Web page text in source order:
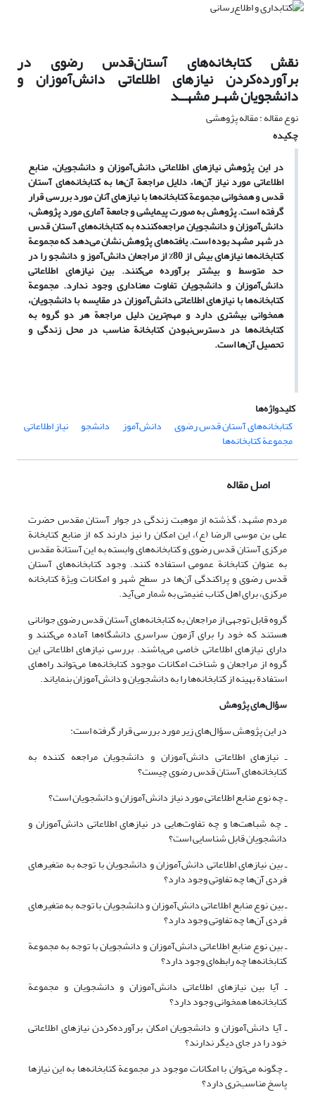
نقش کتابخانه‌های آستان‌قدس رضوی در
برآورده‌کردن نیازهای اطلاعاتی دانش‌آموزان و
دانشجویان شهـر مشهــد
نوع مقاله : مقاله پژوهشی
چکیده
در این پژوهش نیازهای اطلاعاتی دانش‌آموزان و دانشجویان، منابع
اطلاعاتی مورد نیاز آن‌ها، دلایل مراجعة آن‌ها به کتابخانه‌های آستان
قدس و همخوانی مجموعة کتابخانه‌ها با نیازهای آنان مورد بررسی قرار
گرفته است. پژوهش به صورت پیمایشی و جامعة آماری مورد پژوهش،
دانش‌آموزان و دانشجویان مراجعه‌کننده به کتابخانه‌های آستان قدس
در شهر مشهد بوده است. یافته‌های پژوهش نشان می‌دهد که مجموعة
کتابخانه‌ها نیازهای بیش از 80% از مراجعان دانش‌آموز و دانشجو را در
حد متوسط و بیشتر برآورده می‌کنند. بین نیازهای اطلاعاتی
دانش‌آموزان و دانشجویان تفاوت معناداری وجود ندارد. مجموعة
کتابخانه‌ها با نیازهای اطلاعاتی دانش‌آموزان در مقایسه با دانشجویان،
همخوانی بیشتری دارد و مهم‌ترین دلیل مراجعة هر دو گروه به
کتابخانه‌ها در دسترس‌نبودن کتابخانة مناسب در محل زندگی و
تحصیل آن‌ها است.
کلیدواژه‌ها
کتابخانه‌های آستان قدس رضوی
دانش‌آموز دانشجو نیاز اطلاعاتی
مجموعة کتابخانه‌ها
اصل مقاله
مردم مشهد، گذشته از موهبت زندگی در جوار آستان مقدس حضرت
علی بن موسی الرضا (ع)، این امکان را نیز دارند که از منابع کتابخانة
مرکزی آستان قدس رضوی و کتابخانه‌های وابسته به این آستانة مقدس
به عنوان کتابخانة عمومی استفاده کنند. وجود کتابخانه‌های آستان
قدس رضوی و پراکندگی آن‌ها در سطح شهر و امکانات ویژة کتابخانه
مرکزی، برای اهل کتاب غنیمتی به شمار می‌آید.
گروه قابل توجهی از مراجعان به کتابخانه‌های آستان قدس رضوی جوانانی
هستند که خود را برای آزمون سراسری دانشگاه‌ها آماده می‌کنند و
دارای نیازهای اطلاعاتی خاصی می‌باشند. بررسی نیازهای اطلاعاتی این
گروه از مراجعان و شناخت امکانات موجود کتابخانه‌ها می‌تواند راه‌های
استفادة بهینه از کتابخانه‌ها را به دانشجویان و دانش‌آموزان بنمایاند.
سؤال‌های پژوهش
در این پژوهش سؤال‌های زیر مورد بررسی قرار گرفته است:
ـ نیازهای اطلاعاتی دانش‌آموزان و دانشجویان مراجعه کننده به
کتابخانه‌های آستان قدس رضوی چیست؟
ـ چه نوع منابع اطلاعاتی مورد نیاز دانش‌آموزان و دانشجویان است؟
ـ چه شباهت‌ها و چه تفاوت‌هایی در نیازهای اطلاعاتی دانش‌آموزان و
دانشجویان قابل شناسایی است؟
ـ بین نیازهای اطلاعاتی دانش‌آموزان و دانشجویان با توجه به متغیرهای
فردی آن‌ها چه تفاوتی وجود دارد؟
ـ بین نوع منابع اطلاعاتی دانش‌آموزان و دانشجویان با توجه به متغیرهای
فردی آن‌ها چه تفاوتی وجود دارد؟
ـ بین نوع منابع اطلاعاتی دانش‌آموزان و دانشجویان با توجه به مجموعة
کتابخانه‌ها چه رابطه‌ای وجود دارد؟
ـ آیا بین نیازهای اطلاعاتی دانش‌آموزان و دانشجویان و مجموعة
کتابخانه‌ها همخوانی وجود دارد؟
ـ آیا دانش‌آموزان و دانشجویان امکان برآورده‌کردن نیازهای اطلاعاتی
خود را در جای دیگر ندارند؟
ـ چگونه می‌توان با امکانات موجود در مجموعة کتابخانه‌ها به این نیازها
پاسخ مناسب‌تری دارد؟